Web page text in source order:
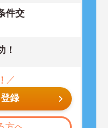
件交
！
録